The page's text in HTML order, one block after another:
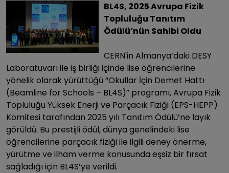
BL4S, 2025 Avrupa Fizik
Topluluğu Tanıtım
Ödülü’nün Sahibi Oldu
CERN'in Almanya’daki DESY
Laboratuvarı ile iş birliği içinde lise öğrencilerine
yönelik olarak yürüttüğü “Okullar İçin Demet Hattı
(Beamline for Schools – BL4S)” programı, Avrupa Fizik
Topluluğu Yüksek Enerji ve Parçacık Fiziği (EPS-HEPP)
Komitesi tarafından 2025 yılı Tanıtım Ödülü’ne layık
görüldü. Bu prestijli ödül, dünya genelindeki lise
öğrencilerine parçacık fiziği ile ilgili deney önerme,
yürütme ve ilham verme konusunda eşsiz bir fırsat
sağladığı için BL4S’ye verildi.